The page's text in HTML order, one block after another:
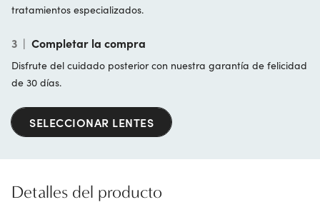
tratamientos especializados.
3 | Completar la compra
Disfrute del cuidado posterior con nuestra garantía de felicidad
de 30 días.
SELECCIONAR LENTES
Detalles del producto